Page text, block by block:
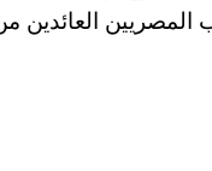
المصريين العائدين